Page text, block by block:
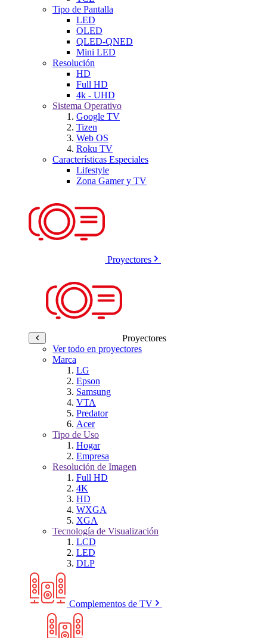
Tipo de Pantalla
LED
OLED
QLED-QNED
Mini LED
Resolución
HD
Full HD
4k - UHD
Sistema Operativo
Google TV
Tizen
Web OS
Roku TV
Características Especiales
Lifestyle
Zona Gamer y TV
Proyectores
Proyectores
Ver todo en proyectores
Marca
LG
Epson
Samsung
VTA
Predator
Acer
Tipo de Uso
Hogar
Empresa
Resolución de Imagen
Full HD
4K
HD
WXGA
XGA
Tecnología de Visualización
LCD
LED
DLP
Complementos de TV